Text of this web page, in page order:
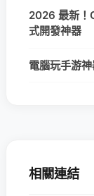
2026 最新！
式開發神器
電腦玩手游
相關連結